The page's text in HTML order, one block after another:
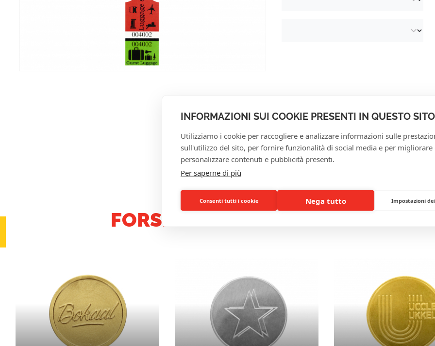
INFORMAZIONI SUI COOKIE PRESENTI IN QUESTO SITO
Utilizziamo i cookie per raccogliere e analizzare informazioni sulle
sull'utilizzo del sito, per fornire funzionalità di social media e per migliorare
personalizzare contenuti e pubblicità presenti.
Per saperne di più
Consenti tutti i cookie Nega tutto Impostazioni
SERVIZIO CLIENTI
FORSE ALTRETTANTO